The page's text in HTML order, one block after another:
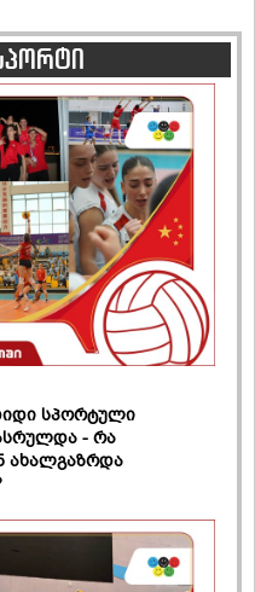
სპორტული
- რა
ახალგაზრდა